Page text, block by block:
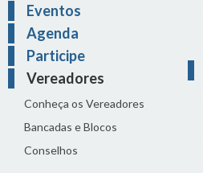
Eventos
Agenda
Participe
Vereadores
Conheça os Vereadores
Bancadas e Blocos
Conselhos